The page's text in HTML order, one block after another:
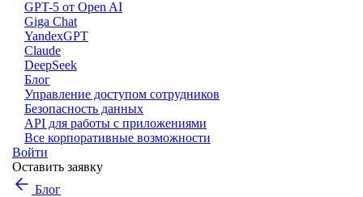
GPT-5 от Open AI
Giga Chat
YandexGPT
Claude
DeepSeek
Блог
Управление доступом сотрудников
Безопасность данных
API для работы с приложениями
Все корпоративные возможности
Войти
Оставить заявку
Блог